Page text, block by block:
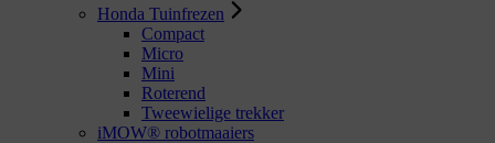
Honda Tuinfrezen
Compact
Micro
Mini
Roterend
Tweewielige trekker
iMOW® robotmaaiers